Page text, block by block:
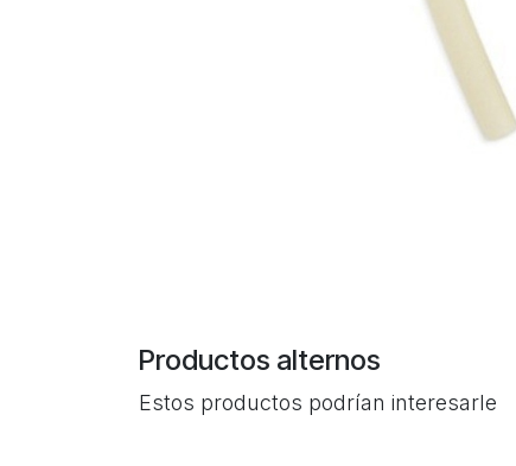
Productos alternos
Estos productos podrían interesarle